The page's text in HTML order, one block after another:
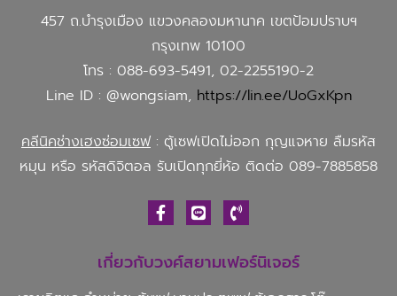
457 ถ.บำรุงเมือง แขวงคลองมหานาค เขตป้อมปราบฯ
กรุงเทพ 10100
โทร : 088-693-5491, 02-2255190-2
Line ID : @wongsiam, https://lin.ee/UoGxKpn
คลีนิคช่างเฮงซ่อมเซฟ : ตู้เซฟเปิดไม่ออก กุญแจหาย ลืมรหัส
หมุน หรือ รหัสดิจิตอล รับเปิดทุกยี่ห้อ ติดต่อ 089-7885858
เกี่ยวกับวงศ์สยามเฟอร์นิเจอร์